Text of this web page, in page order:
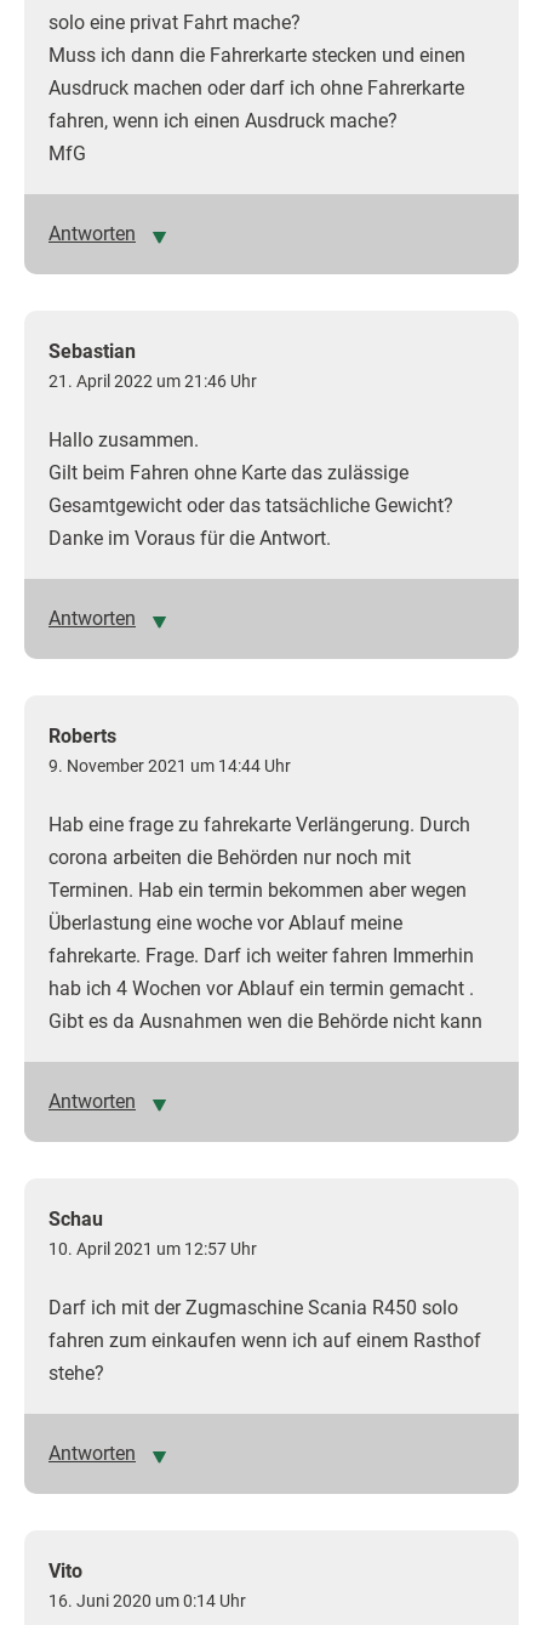
solo eine privat Fahrt mache?
Muss ich dann die Fahrerkarte stecken und einen
Ausdruck machen oder darf ich ohne Fahrerkarte
fahren, wenn ich einen Ausdruck mache?
MfG
Antworten
Sebastian
21. April 2022 um 21:46 Uhr
Hallo zusammen.
Gilt beim Fahren ohne Karte das zulässige
Gesamtgewicht oder das tatsächliche Gewicht?
Danke im Voraus für die Antwort.
Antworten
Roberts
9. November 2021 um 14:44 Uhr
Hab eine frage zu fahrekarte Verlängerung. Durch
corona arbeiten die Behörden nur noch mit
Terminen. Hab ein termin bekommen aber wegen
Überlastung eine woche vor Ablauf meine
fahrekarte. Frage. Darf ich weiter fahren Immerhin
hab ich 4 Wochen vor Ablauf ein termin gemacht .
Gibt es da Ausnahmen wen die Behörde nicht kann
Antworten
Schau
10. April 2021 um 12:57 Uhr
Darf ich mit der Zugmaschine Scania R450 solo
fahren zum einkaufen wenn ich auf einem Rasthof
stehe?
Antworten
Vito
16. Juni 2020 um 0:14 Uhr